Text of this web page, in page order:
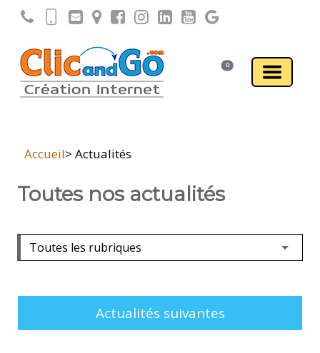
0
Accueil> Actualités
Toutes nos actualités
Actualités suivantes